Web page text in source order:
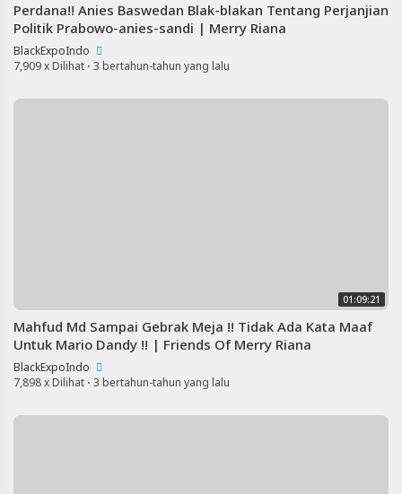
Perdana!! Anies Baswedan Blak-blakan Tentang Perjanjian
Politik Prabowo-anies-sandi | Merry Riana
BlackExpoIndo
7,909 x Dilihat · 3 bertahun-tahun yang lalu
01:09:21
Mahfud Md Sampai Gebrak Meja !! Tidak Ada Kata Maaf
Untuk Mario Dandy !! | Friends Of Merry Riana
BlackExpoIndo
7,898 x Dilihat · 3 bertahun-tahun yang lalu